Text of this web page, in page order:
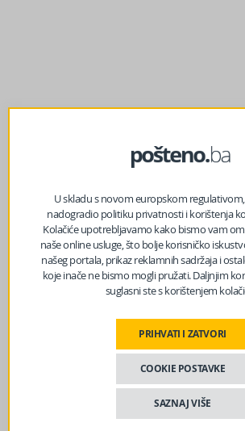
prethodni članak
Meteorolozi upalili alarm za dijelove BiH
upozorenje
FHMZ izdao upozorenje, oglasio se i
U skladu s novom europskom
nadogradio politiku privatnosti i korištenja
Kolačiće upotrebljavamo kako bismo vam
naše online usluge, što bolje korisničko
našeg portala, prikaz reklamnih sadržaja i
koje inače ne bismo mogli pružati. Daljnjim
suglasni ste s korištenjem
PRIHVATI I ZATVORI
COOKIE POSTAVKE
SAZNAJ VIŠE